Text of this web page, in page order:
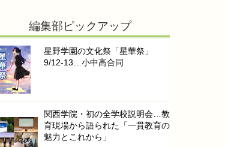
編集部ピックアップ
星野学園の文化祭「星華祭」
9/12-13…小中高合同
関西学院・初の全学校説明会…教
育現場から語られた「一貫教育の
魅力とこれから」